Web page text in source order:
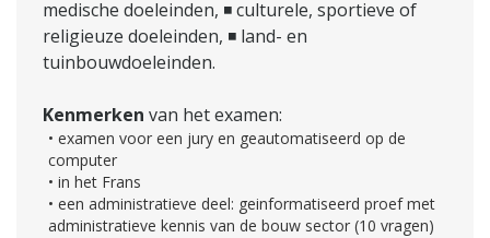
medische doeleinden, ◾ culturele, sportieve of
religieuze doeleinden, ◾ land- en
tuinbouwdoeleinden.
Kenmerken van het examen:
• examen voor een jury en geautomatiseerd op de
computer
• in het Frans
• een administratieve deel: geinformatiseerd proef met
administratieve kennis van de bouw sector (10 vragen)